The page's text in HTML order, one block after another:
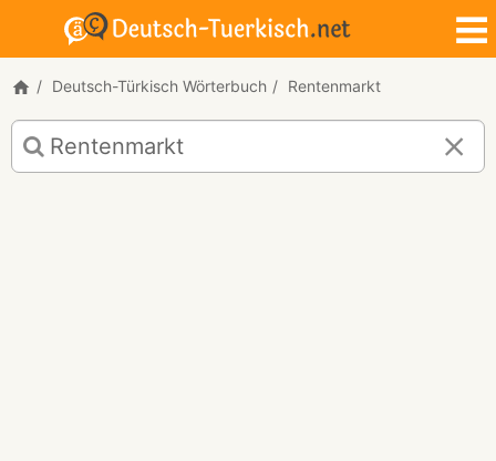
Deutsch-Türkisch Wörterbuch Rentenmarkt
Deutsch-
Türkisch
Übersetzung